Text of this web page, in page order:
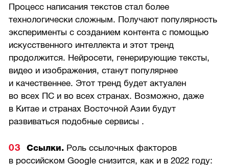
Процесс написания текстов стал более
технологически сложным. Получают популярность
эксперименты с созданием контента с помощью
искусственного интеллекта и этот тренд
продолжится. Нейросети, генерирующие тексты,
видео и изображения, станут популярнее
и качественнее. Этот тренд будет актуален
во всех ПС и во всех странах. Возможно, даже
в Китае и странах Восточной Азии будут
развиваться подобные сервисы .
Ссылки.Роль ссылочных факторов
в российском Google снизится, как и в 2022 году: